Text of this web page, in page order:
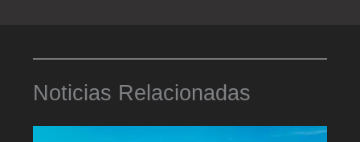
Noticias Relacionadas